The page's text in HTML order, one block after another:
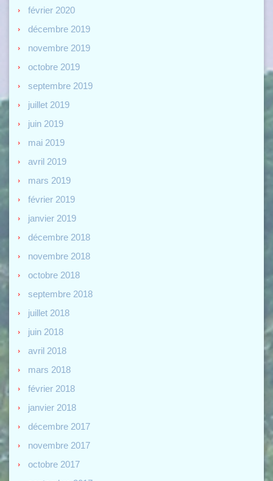
février 2020
décembre 2019
novembre 2019
octobre 2019
septembre 2019
juillet 2019
juin 2019
mai 2019
avril 2019
mars 2019
février 2019
janvier 2019
décembre 2018
novembre 2018
octobre 2018
septembre 2018
juillet 2018
juin 2018
avril 2018
mars 2018
février 2018
janvier 2018
décembre 2017
novembre 2017
octobre 2017